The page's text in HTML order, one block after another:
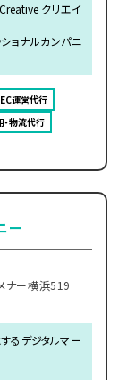
クリエイ
ョナルカンパニ
EC運営代行
・物流代行
ー
ナー横浜519
るデジタルマー